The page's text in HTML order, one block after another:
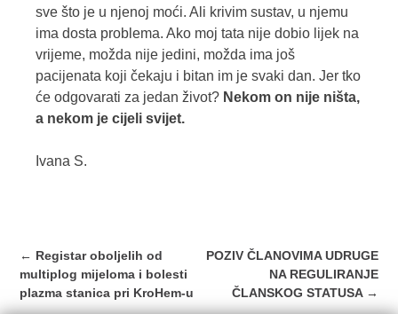
sve što je u njenoj moći. Ali krivim sustav, u njemu
ima dosta problema. Ako moj tata nije dobio lijek na
vrijeme, možda nije jedini, možda ima još
pacijenata koji čekaju i bitan im je svaki dan. Jer tko
će odgovarati za jedan život? Nekom on nije ništa,
a nekom je cijeli svijet.
Ivana S.
Post
navigation
← Registar oboljelih od
multiplog mijeloma i bolesti
plazma stanica pri KroHem-u
POZIV ČLANOVIMA UDRUGE
NA REGULIRANJE
ČLANSKOG STATUSA →